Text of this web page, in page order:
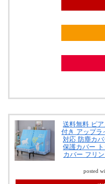
送料無料 ピ
付き アップラ
対応 防塵カ
保護カバー
カバー フリ
posted